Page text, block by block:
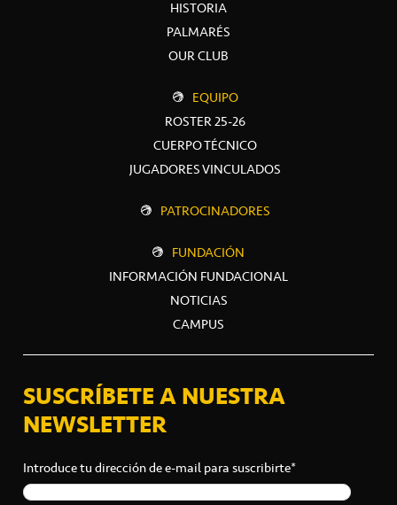
HISTORIA
PALMARÉS
OUR CLUB
EQUIPO
ROSTER 25-26
CUERPO TÉCNICO
JUGADORES VINCULADOS
PATROCINADORES
FUNDACIÓN
INFORMACIÓN FUNDACIONAL
NOTICIAS
CAMPUS
SUSCRÍBETE A NUESTRA
NEWSLETTER
Introduce tu dirección de e-mail para suscribirte*